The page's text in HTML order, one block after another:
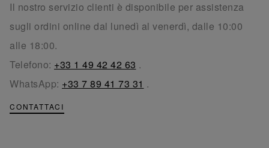
Il nostro servizio clienti è disponibile per assistenza
sugli ordini online dal lunedì al venerdì, dalle 10:00
alle 18:00.
Telefono: +33 1 49 42 42 63 .
WhatsApp: +33 7 89 41 73 31 .
CONTATTACI